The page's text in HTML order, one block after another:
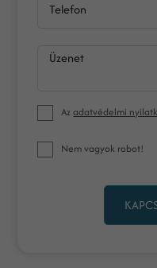
Telefon
Üzenet
Azadatvédelmi
Nem vagyok robot!